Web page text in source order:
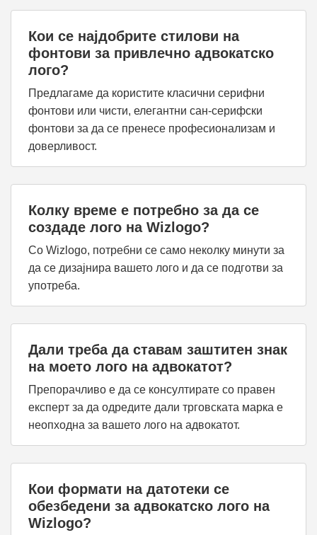
Кои се најдобрите стилови на
фонтови за привлечно адвокатско
лого?
Предлагаме да користите класични серифни
фонтови или чисти, елегантни сан-серифски
фонтови за да се пренесе професионализам и
доверливост.
Колку време е потребно за да се
создаде лого на Wizlogo?
Со Wizlogo, потребни се само неколку минути за
да се дизајнира вашето лого и да се подготви за
употреба.
Дали треба да ставам заштитен знак
на моето лого на адвокатот?
Препорачливо е да се консултирате со правен
експерт за да одредите дали трговската марка е
неопходна за вашето лого на адвокатот.
Кои формати на датотеки се
обезбедени за адвокатско лого на
Wizlogo?